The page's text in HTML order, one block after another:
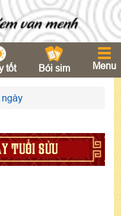
tốt Bói sim Menu
TUỔI SỬU